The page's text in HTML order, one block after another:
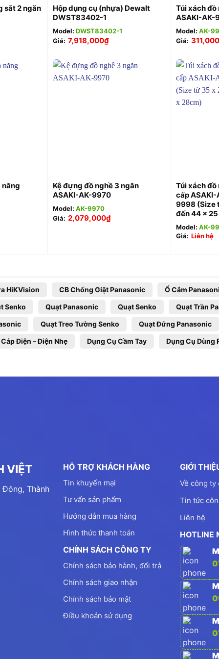
sắt 2 ngăn
Hộp dụng cụ (nhựa) Dewalt
DWST83402-1
Model: DWST83402-1
Giá: 7,918,000₫
Túi xách đồ
ASAKI-AK-
Model: AK-
Giá: 311,000
năng
Kệ đựng đồ nghề 3 ngăn
ASAKI-AK-9970
Model: AK-9970
Giá: 2,079,000₫
Túi xách
cấp
9998 (Size
đến 44 x
Model: AK-
Giá: Liên hệ
HiKVision CB Chống Giật Panasonic Ổ Cắm
Senko Quạt Panasonic Quạt Senko Quạt Trần
Quạt Treo Tường Senko Quạt Đứng Panasonic
Cáp Điện – Điện Nhẹ Dụng Cụ Cầm Tay Dụng Cụ Dùng
VIỆT
Thành
HỖ TRỢ KHÁCH HÀNG
Tin khuyến mại
Tư vấn sản phẩm
Hướng dẫn mua hàng
Hình thức thanh toán
CHÍNH SÁCH CÔNG TY
Chính sách bảo hành, đổi trả
Chính sách giao nhận
Chính sách bảo mật
Điều khoản sử dụng
GIỚI
Về công ty
Tin tức
Liên hệ
HOTLINE